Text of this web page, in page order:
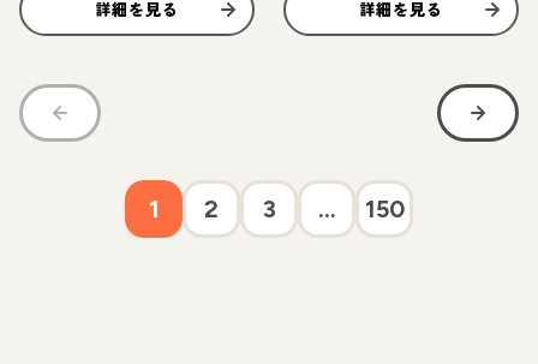
詳細を見る 詳細を見る
1 2 3 ... 150